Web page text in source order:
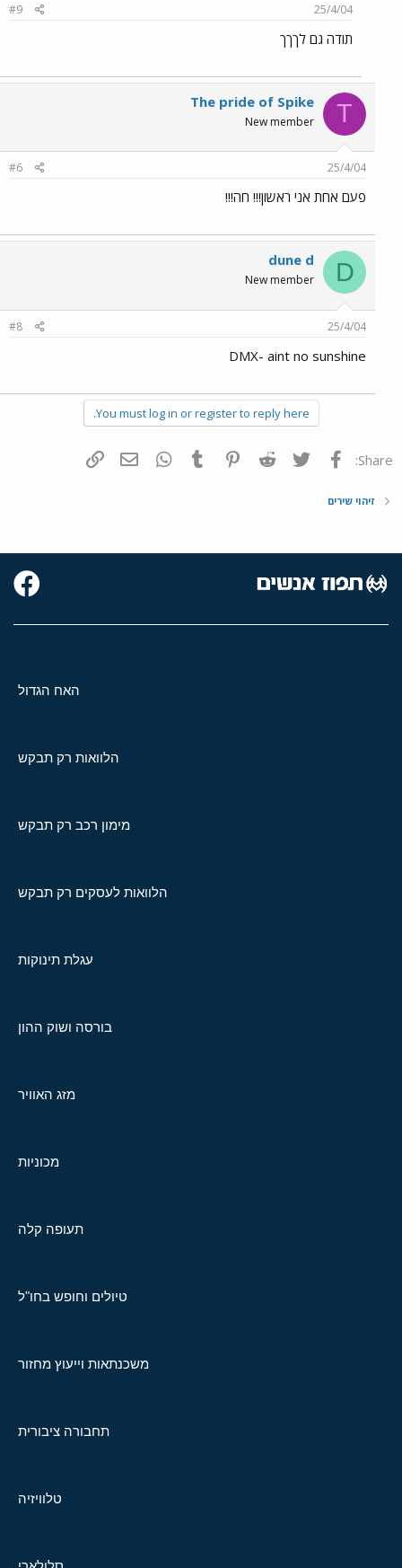
25/4/04
#9
תודה גם לךךך
T
The pride of Spike
New member
25/4/04
#6
פעם אחת אני ראשון!!! חה!!!
D
dune d
New member
25/4/04
#8
DMX- aint no sunshine
You must log in or register to reply here.
Share: פייסבוק Twitter
Reddit
Pinterest
Tumblr
WhatsAppדואר אלקטרוני
זיהוי שירים
האח הגדול
הלוואות רק תבקש
מימון רכב רק תבקש
הלוואות לעסקים רק תבקש
עגלת תינוקות
בורסה ושוק ההון
מזג האוויר
מכוניות
תעופה קלה
טיולים וחופש בחו"ל
משכנתאות וייעוץ מחזור
תחבורה ציבורית
טלוויזיה